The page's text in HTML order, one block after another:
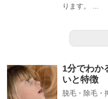
ります。 ...
1分でわか
いと特徴
脱毛・除毛・